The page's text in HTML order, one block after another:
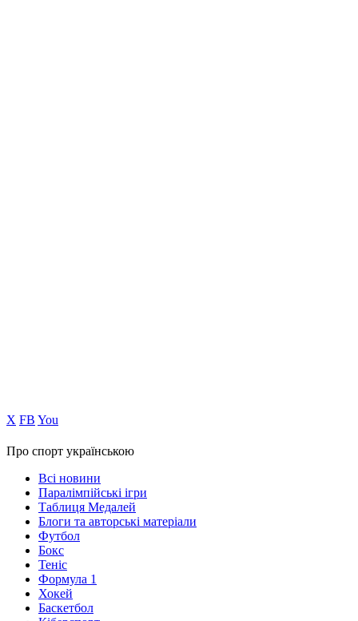
Х FB You
Про спорт українською
Всі новини
Паралімпійські ігри
Таблиця Медалей
Блоги та авторські матеріали
Футбол
Бокс
Теніс
Формула 1
Хокей
Баскетбол